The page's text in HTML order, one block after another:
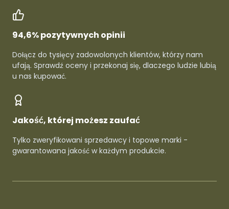
94,6% pozytywnych opinii
Dołącz do tysięcy zadowolonych klientów, którzy nam
ufają. Sprawdź oceny i przekonaj się, dlaczego ludzie lubią
u nas kupować.
Jakość, której możesz zaufać
Tylko zweryfikowani sprzedawcy i topowe marki -
gwarantowana jakość w każdym produkcie.